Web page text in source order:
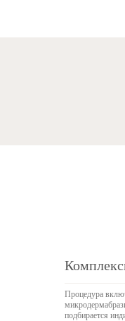
Процедура
подбирается